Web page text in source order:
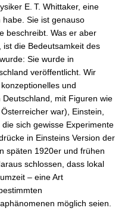
E. T. Whittaker, eine
Sie ist genauso
beschreibt. Was er aber
die Bedeutsamkeit des
Sie wurde in
veröffentlicht. Wir
und
mit Figuren wie
war), Einstein,
sich gewisse Experimente
in Einsteins Version der
späten 1920er und frühen
schlossen, dass lokal
– eine Art
möglich seien.